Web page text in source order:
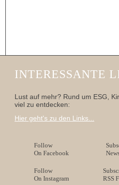
INTERESSANTE
Lust auf mehr? Rund um ESG,
viel zu entdecken:
Hier geht's zu den Links...
Follow
On Facebook
Follow
On Instagram
RSS